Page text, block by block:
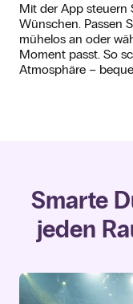
Mit der App steuern
Wünschen. Passen
mühelos an oder
Moment passt. So
Atmosphäre –
Smarte
jeden